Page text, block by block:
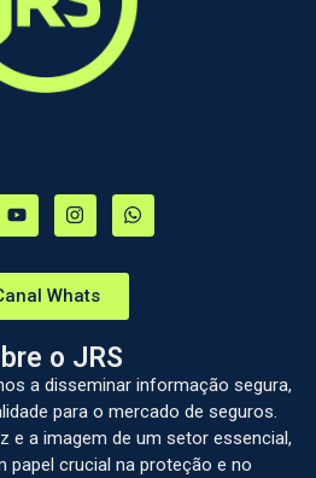
Whats
o JRS
a disseminar informação segura,
para o mercado de seguros.
e a imagem de um setor essencial,
papel crucial na proteção e no